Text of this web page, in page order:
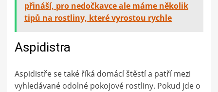
přináší, pro nedočkavce ale máme několik
tipů na rostliny, které vyrostou rychle
Aspidistra
Aspidistře se také říká domácí štěstí a patří mezi
vyhledávané odolné pokojové rostliny. Pokud jde o